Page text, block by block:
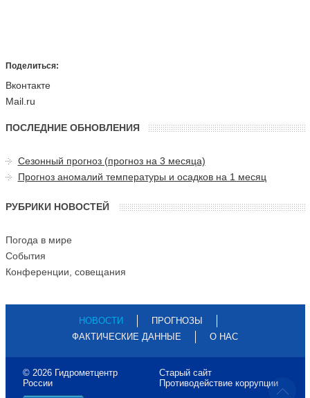
Поделиться:
Вконтакте
Mail.ru
ПОСЛЕДНИЕ ОБНОВЛЕНИЯ
Сезонный прогноз (прогноз на 3 месяца)
Прогноз аномалий температуры и осадков на 1 месяц
РУБРИКИ НОВОСТЕЙ
Погода в мире
События
Конференции, совещания
НОВОСТИ
ПРОГНОЗЫ
ФАКТИЧЕСКИЕ ДАННЫЕ
О НАС
© 2026 Гидрометцентр
России
Старый сайт
Противодействие коррупции